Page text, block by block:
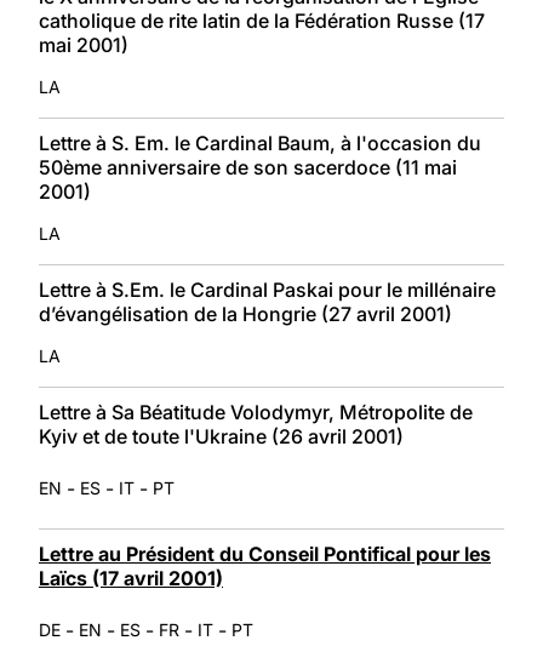
catholique de rite latin de la Fédération Russe (17
mai 2001)
LA
Lettre à S. Em. le Cardinal Baum, à l'occasion du
50ème anniversaire de son sacerdoce (11 mai
2001)
LA
Lettre à S.Em. le Cardinal Paskai pour le millénaire
d’évangélisation de la Hongrie (27 avril 2001)
LA
Lettre à Sa Béatitude Volodymyr, Métropolite de
Kyiv et de toute l'Ukraine (26 avril 2001)
EN - ES - IT - PT
Lettre au Président du Conseil Pontifical pour les
Laïcs (17 avril 2001)
DE - EN - ES - FR - IT - PT